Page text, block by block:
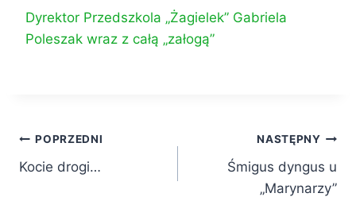
Dyrektor Przedszkola „Żagielek” Gabriela
Poleszak wraz z całą „załogą”
Nawigacja
wpisu
POPRZEDNI
Kocie drogi…
NASTĘPNY
Śmigus dyngus u
„Marynarzy”